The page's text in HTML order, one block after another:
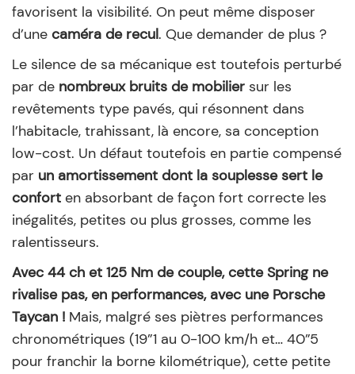
favorisent la visibilité. On peut même disposer
d’une caméra de recul. Que demander de plus ?
Le silence de sa mécanique est toutefois perturbé
par de nombreux bruits de mobilier sur les
revêtements type pavés, qui résonnent dans
l’habitacle, trahissant, là encore, sa conception
low-cost. Un défaut toutefois en partie compensé
par un amortissement dont la souplesse sert le
confort en absorbant de façon fort correcte les
inégalités, petites ou plus grosses, comme les
ralentisseurs.
Avec 44 ch et 125 Nm de couple, cette Spring ne
rivalise pas, en performances, avec une Porsche
Taycan ! Mais, malgré ses piètres performances
chronométriques (19”1 au 0-100 km/h et… 40”5
pour franchir la borne kilométrique), cette petite